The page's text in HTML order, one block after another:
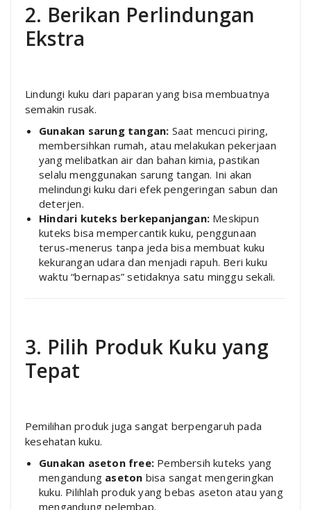
2. Berikan Perlindungan
Ekstra
Lindungi kuku dari paparan yang bisa membuatnya
semakin rusak.
Gunakan sarung tangan: Saat mencuci piring,
membersihkan rumah, atau melakukan pekerjaan
yang melibatkan air dan bahan kimia, pastikan
selalu menggunakan sarung tangan. Ini akan
melindungi kuku dari efek pengeringan sabun dan
deterjen.
Hindari kuteks berkepanjangan: Meskipun
kuteks bisa mempercantik kuku, penggunaan
terus-menerus tanpa jeda bisa membuat kuku
kekurangan udara dan menjadi rapuh. Beri kuku
waktu “bernapas” setidaknya satu minggu sekali.
3. Pilih Produk Kuku yang
Tepat
Pemilihan produk juga sangat berpengaruh pada
kesehatan kuku.
Gunakan aseton free: Pembersih kuteks yang
mengandung aseton bisa sangat mengeringkan
kuku. Pilihlah produk yang bebas aseton atau yang
mengandung pelembap.